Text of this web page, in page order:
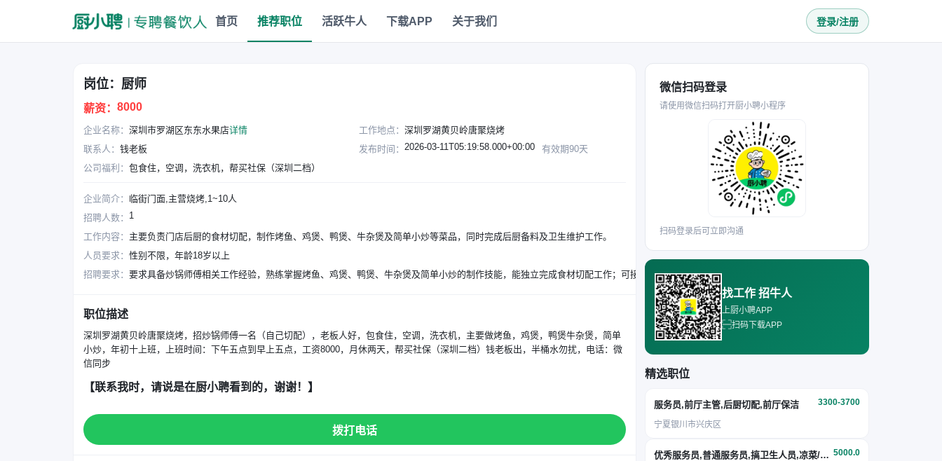
岗位：厨师
薪资： 8000
企业名称： 深圳市罗湖区东东水果店详情 工作地点： 深圳罗湖黄贝岭唐聚烧烤
联系人： 钱老板 发布时间： 2026-03-11T05:19:58.000+00:00
有效期90天
公司福利： 包食住，空调，洗衣机，帮买社保（深圳二档）
企业简介： 临街门面,主营烧烤,1~10人
招聘人数： 1
工作内容： 主要负责门店后厨的食材切配，制作烤鱼、鸡煲、鸭煲、牛杂煲及简单小炒等菜品，同时完成后厨备料及卫生维护工作。
人员要求： 性别不限，年龄18岁以上
招聘要求：
职位描述
深圳罗湖黄贝岭唐聚烧烤，招炒锅师傅一名（自己切配），老板人好，包食住，空调，洗衣机，主要做烤鱼，鸡煲，鸭煲牛杂煲，简单
小炒，年初十上班，上班时间：下午五点到早上五点，工资8000，月休两天，帮买社保（深圳二档）钱老板出，半桶水勿扰，电话：微
信同步
【联系我时，请说是在厨小聘看到的，谢谢！】
拨打电话
微信扫码登录
请使用微信扫码打开厨小聘小程序
扫码登录后可立即沟通
找工作 招牛人
上厨小聘APP
扫码下载APP
精选职位
服务员,前厅主管,后厨切配,前厅保洁 3300-3700
宁夏银川市兴庆区
优秀服务员,普通服务员,搞卫生人员,凉菜/面点 5000.0
首页 推荐职位 活跃牛人 下载APP 关于我们 登录/注册